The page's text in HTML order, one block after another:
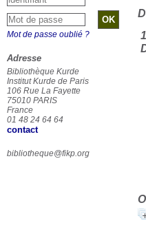
Mot de passe oublié ?
Adresse
Bibliothèque Kurde
Institut Kurde de Paris
106 Rue La Fayette
75010 PARIS
France
01 48 24 64 64
contact
bibliotheque@fikp.org